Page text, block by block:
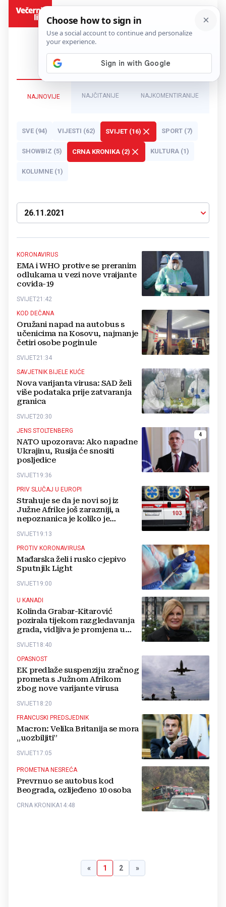
NAJNOVIJE NAJČITANIJE NAJKOMENTIRANIJE
SVE (94) VIJESTI (62) SVIJET (16) SPORT (7)
SHOWBIZ (5) CRNA KRONIKA (2) KULTURA (1)
KOLUMNE (1)
KORONAVIRUS
EMA i WHO protive se preranim
odlukama u vezi nove vraijante
covida-19
21:42
SVIJET
KOD DEČANA
Oružani napad na autobus s
učenicima na Kosovu, najmanje
četiri osobe poginule
21:34
SVIJET
SAVJETNIK BIJELE KUĆE
Nova varijanta virusa: SAD želi
više podataka prije zatvaranja
granica
20:30
SVIJET
4
JENS STOLTENBERG
NATO upozorava: Ako napadne
Ukrajinu, Rusija će snositi
posljedice
19:36
SVIJET
PRIV SLUČAJ U EUROPI
Strahuje se da je novi soj iz
Južne Afrike još zarazniji, a
nepoznanica je koliko je
19:13
SVIJET
PROTIV KORONAVIRUSA
Mađarska želi i rusko cjepivo
Sputnjik Light
19:00
SVIJET
U KANADI
Kolinda Grabar-Kitarović
pozirala tijekom razgledavanja
grada, vidljiva je promjena u
18:40
SVIJET
OPASNOST
EK predlaže suspenziju zračnog
prometa s Južnom Afrikom
zbog nove varijante virusa
18:20
SVIJET
FRANCUSKI PREDSJEDNIK
Macron: Velika Britanija se mora
„uozbiljiti”
17:05
SVIJET
PROMETNA NESREĆA
Prevrnuo se autobus kod
Beograda, ozlijeđeno 10 osoba
14:48
CRNA KRONIKA
« 1 2 »